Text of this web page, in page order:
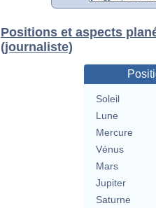
Positions et aspects
(journaliste)
Soleil
Lune
Mercure
Vénus
Mars
Jupiter
Saturne